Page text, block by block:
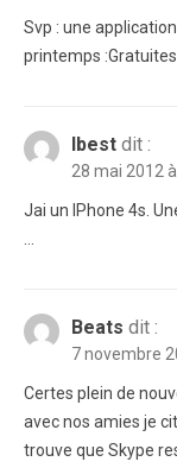
Svp : une
printemps
lbest dit :
28 mai 2012
Jai un IPhone 4s.
…
Beats dit :
7 novembre
Certes plein de
avec nos amies je
trouve que Skype